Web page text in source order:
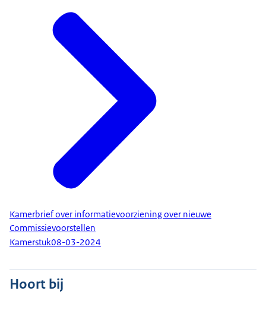
Kamerbrief over informatievoorziening over nieuwe
Commissievoorstellen
Kamerstuk08-03-2024
Hoort bij